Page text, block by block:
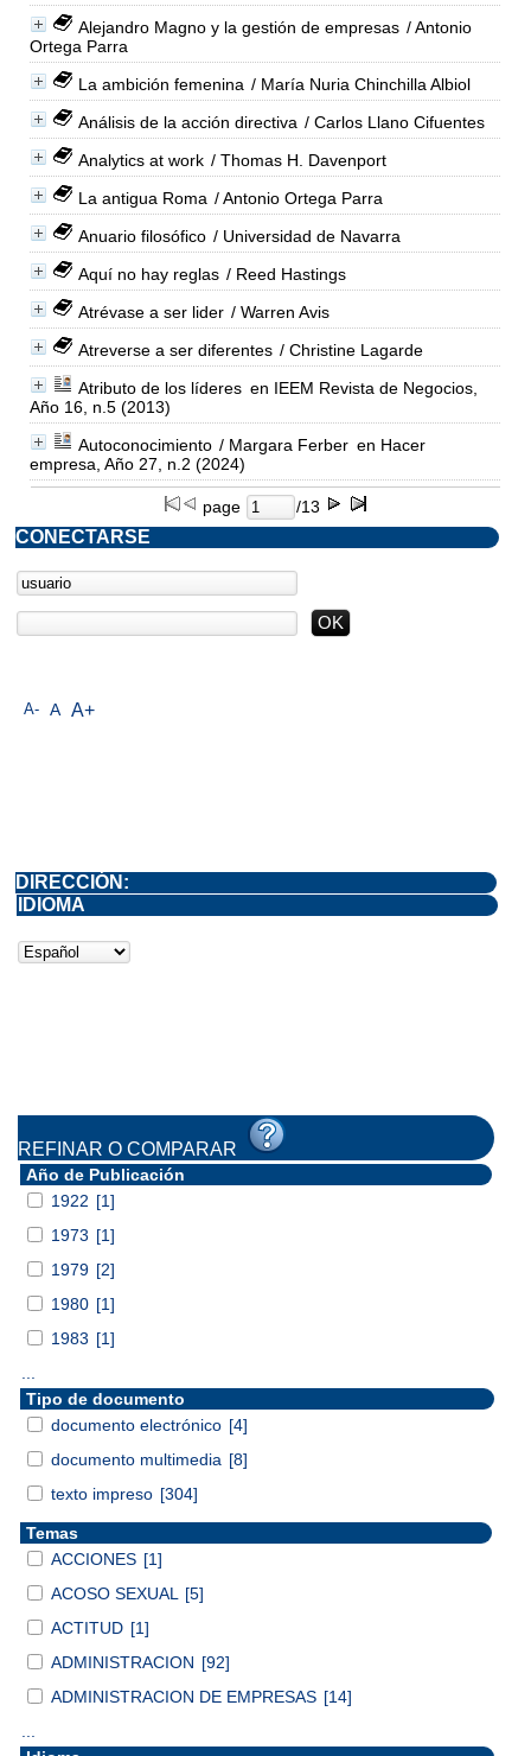
Alejandro Magno y la gestión de empresas / Antonio
Ortega Parra
La ambición femenina / María Nuria Chinchilla Albiol
Análisis de la acción directiva / Carlos Llano Cifuentes
Analytics at work / Thomas H. Davenport
La antigua Roma / Antonio Ortega Parra
Anuario filosófico / Universidad de Navarra
Aquí no hay reglas / Reed Hastings
Atrévase a ser lider / Warren Avis
Atreverse a ser diferentes / Christine Lagarde
Atributo de los líderes en IEEM Revista de Negocios,
Año 16, n.5 (2013)
Autoconocimiento / Margara Ferber en Hacer
empresa, Año 27, n.2 (2024)
page /13
A- A A+
CONECTARSE
DIRECCIÓN:
IDIOMA
REFINAR O COMPARAR
Año de Publicación
1922 [1]
1973 [1]
1979 [2]
1980 [1]
1983 [1]
Tipo de documento
documento electrónico [4]
documento multimedia [8]
texto impreso [304]
Temas
ACCIONES [1]
ACOSO SEXUAL
[5]
ACTITUD [1]
ADMINISTRACION [92]
ADMINISTRACION DE EMPRESAS [14]